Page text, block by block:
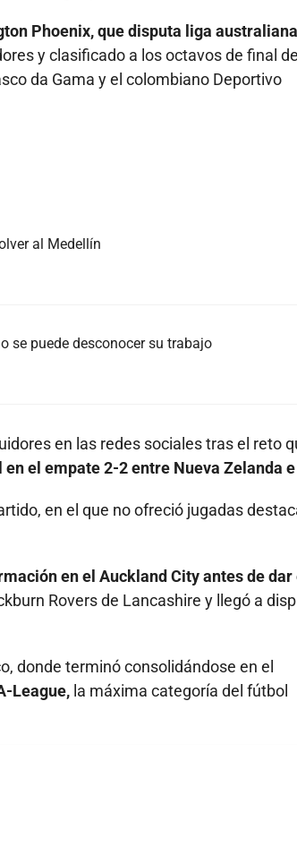
Phoenix, que disputa liga
y clasificado a los octavos de final
da Gama y el colombiano Deportivo
al Medellín
se puede desconocer su trabajo
en las redes sociales tras el reto
el empate 2-2 entre Nueva Zelanda
en el que no ofreció jugadas
en el Auckland City antes de dar
Rovers de Lancashire y llegó a
donde terminó consolidándose en el
League, la máxima categoría del fútbol